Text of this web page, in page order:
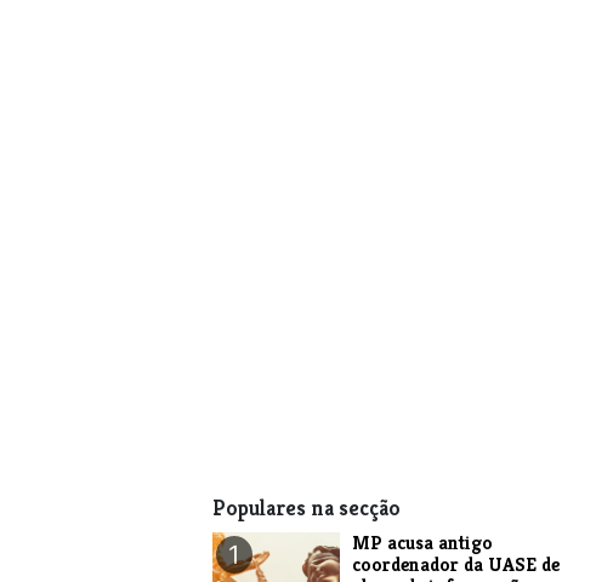
Populares na secção
1
MP acusa antigo
coordenador da UASE de